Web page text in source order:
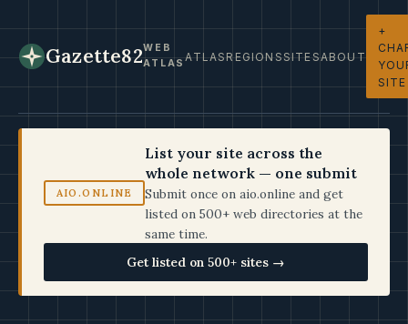
Gazette82WEB
ATLASATLASREGIONSSITESABOUT
+
SITE
AIO.ONLINE
List your site across the
whole network — one submit
Submit once on aio.online and get
listed on 500+ web directories at the
same time.
Get listed on 500+ sites →